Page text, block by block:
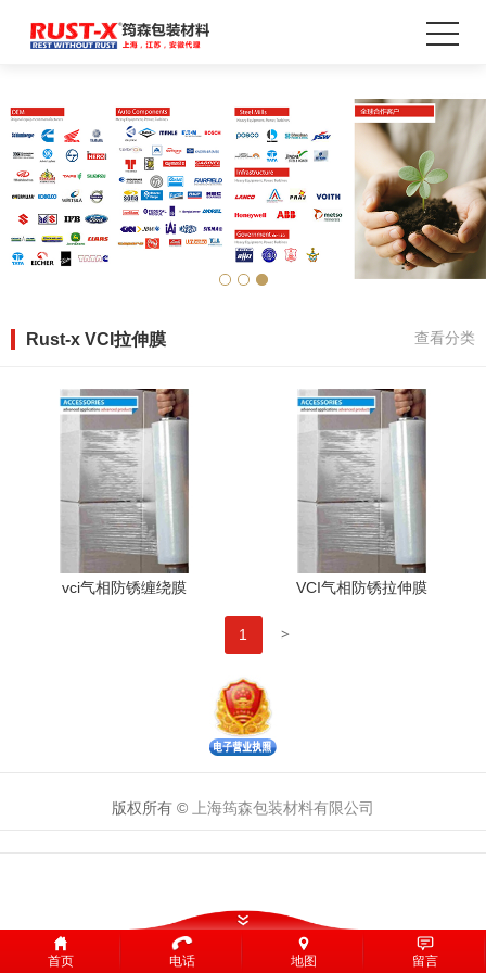
Rust-x VCI拉伸膜 查看分类
vci气相防锈缠绕膜 VCI气相防锈拉伸膜
1 >
版权所有 © 上海筠森包装材料有限公司
首页 电话 地图 留言